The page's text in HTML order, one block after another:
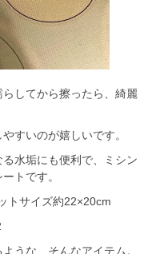
してから擦ったら、綺麗
すいのが嬉しいです。
水垢にも便利で、ミシン
トです。
トサイズ約22×20cm
うな、そんなアイテム。